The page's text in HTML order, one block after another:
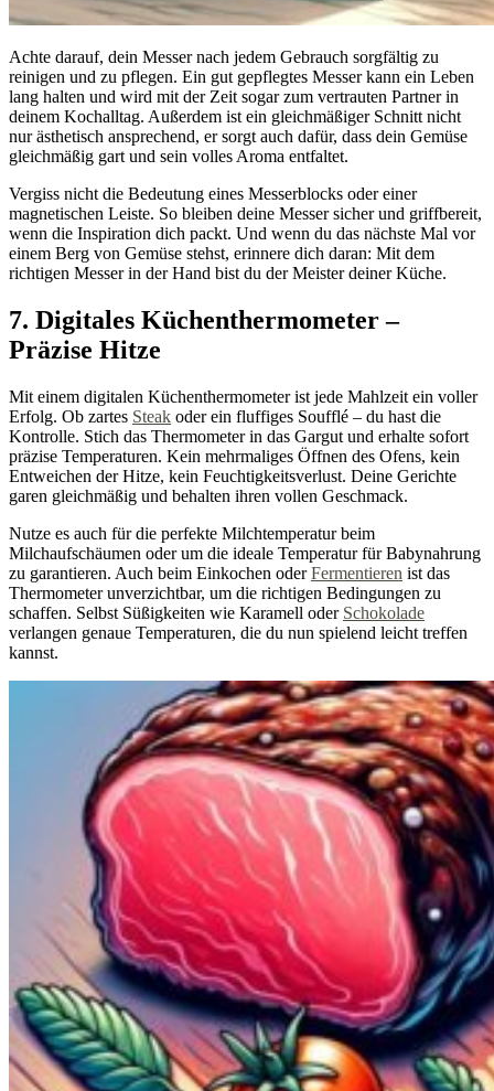
Achte darauf, dein Messer nach jedem Gebrauch sorgfältig zu
reinigen und zu pflegen. Ein gut gepflegtes Messer kann ein Leben
lang halten und wird mit der Zeit sogar zum vertrauten Partner in
deinem Kochalltag. Außerdem ist ein gleichmäßiger Schnitt nicht
nur ästhetisch ansprechend, er sorgt auch dafür, dass dein Gemüse
gleichmäßig gart und sein volles Aroma entfaltet.
Vergiss nicht die Bedeutung eines Messerblocks oder einer
magnetischen Leiste. So bleiben deine Messer sicher und griffbereit,
wenn die Inspiration dich packt. Und wenn du das nächste Mal vor
einem Berg von Gemüse stehst, erinnere dich daran: Mit dem
richtigen Messer in der Hand bist du der Meister deiner Küche.
7. Digitales Küchenthermometer –
Präzise Hitze
Mit einem digitalen Küchenthermometer ist jede Mahlzeit ein voller
Erfolg. Ob zartes Steak oder ein fluffiges Soufflé – du hast die
Kontrolle. Stich das Thermometer in das Gargut und erhalte sofort
präzise Temperaturen. Kein mehrmaliges Öffnen des Ofens, kein
Entweichen der Hitze, kein Feuchtigkeitsverlust. Deine Gerichte
garen gleichmäßig und behalten ihren vollen Geschmack.
Nutze es auch für die perfekte Milchtemperatur beim
Milchaufschäumen oder um die ideale Temperatur für Babynahrung
zu garantieren. Auch beim Einkochen oderFermentieren ist das
Thermometer unverzichtbar, um die richtigen Bedingungen zu
schaffen. Selbst Süßigkeiten wie Karamell oder Schokolade
verlangen genaue Temperaturen, die du nun spielend leicht treffen
kannst.